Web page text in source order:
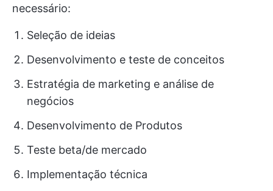
necessário:
Seleção de ideias
Desenvolvimento e teste de conceitos
Estratégia de marketing e análise de
negócios
Desenvolvimento de Produtos
Teste beta/de mercado
Implementação técnica